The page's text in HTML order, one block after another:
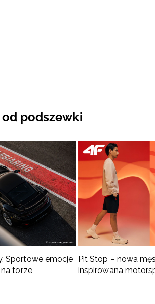
podszewki
Sportowe emocje
torze
Pit Stop – nowa
inspirowana